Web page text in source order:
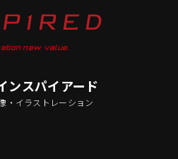
new value.
ンスパイアード
・イラストレーション